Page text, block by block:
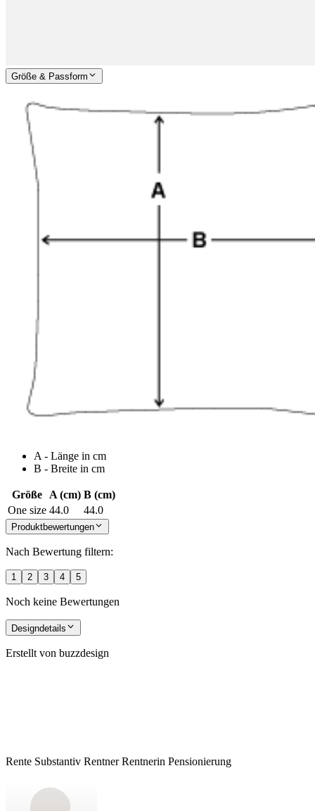
Größe & Passform
A - Länge in cm
B - Breite in cm
Größe A (cm) B (cm)
One size 44.0 44.0
Produktbewertungen
Nach Bewertung filtern:
1 2 3 4 5
Noch keine Bewertungen
Designdetails
Erstellt von buzzdesign
Rente Substantiv Rentner Rentnerin Pensionierung